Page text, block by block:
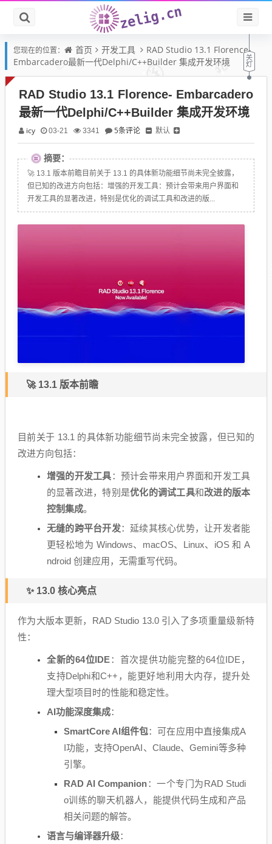
您现在的位置： 首页 开发工具
RAD Studio 13.1 Florence-
Embarcadero最新一代Delphi/C++Builder 集成开发环境
RAD Studio 13.1 Florence- Embarcadero
最新一代Delphi/C++Builder 集成开发环境
icy 03-21 3341 5条评论 默认
摘要：
🚀 13.1 版本前瞻目前关于 13.1 的具体新功能细节尚未完全披露，
但已知的改进方向包括：增强的开发工具：预计会带来用户界面和
开发工具的显著改进，特别是优化的调试工具和改进的版...
🚀 13.1 版本前瞻
目前关于 13.1 的具体新功能细节尚未完全披露，但已知的
改进方向包括：
增强的开发工具：预计会带来用户界面和开发工具
的显著改进，特别是优化的调试工具和改进的版本
控制集成。
无缝的跨平台开发：延续其核心优势，让开发者能
更轻松地为 Windows、macOS、Linux、iOS 和 A
ndroid 创建应用，无需重写代码。
✨ 13.0 核心亮点
作为大版本更新，RAD Studio 13.0 引入了多项重量级新特
性：
全新的64位IDE：首次提供功能完整的64位IDE，
支持Delphi和C++，能更好地利用大内存，提升处
理大型项目时的性能和稳定性。
AI功能深度集成：
SmartCore AI组件包：可在应用中直接集成A
I功能，支持OpenAI、Claude、Gemini等多种
引擎。
RAD AI Companion：一个专门为RAD Studi
o训练的聊天机器人，能提供代码生成和产品
相关问题的解答。
语言与编译器升级：